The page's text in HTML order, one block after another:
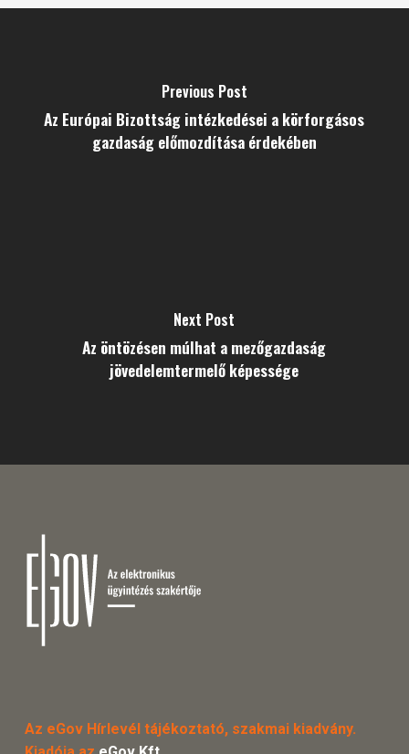
Previous Post
Az Európai Bizottság intézkedései a körforgásos
gazdaság előmozdítása érdekében
Next Post
Az öntözésen múlhat a mezőgazdaság
jövedelemtermelő képessége
Az eGov Hírlevél tájékoztató, szakmai kiadvány.